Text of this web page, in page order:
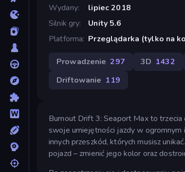
Wydany
lipiec 2018
Silnik gry
Unity 5.6
Platforma Przeglądarka (tylko na
Prowadzenie 297 3D 1432
Driftowanie 119
Burnout Drift 3: Seaport Max to
swoje umiejętności jazdy w
innych przeszkód, których musisz
pojazd – zmienić jego kolor oraz